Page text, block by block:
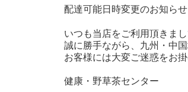
配達可能日時変更のお知ら
いつも当店をご利用頂きま
誠に勝手ながら、九州・中
お客様には大変ご迷惑をお
健康・野草茶センター